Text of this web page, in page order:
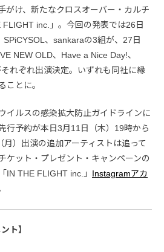
がけ、新たなクロスオーバー・カルチ
inc.」。今回の発表では26日
SPiCYSOL、sankaraの3組が、27日
NEW OLD、Have a Nice Day!、
れぞれ出演決定。いずれも同社に縁
ことに。
イルスの感染拡大防止ガイドラインに
行予約が本日3月11日（木）19時から
）出演の追加アーティストは追って
ケット・プレゼント・キャンペーンの
IN THE FLIGHT inc.」 Instagramアカ
ト】